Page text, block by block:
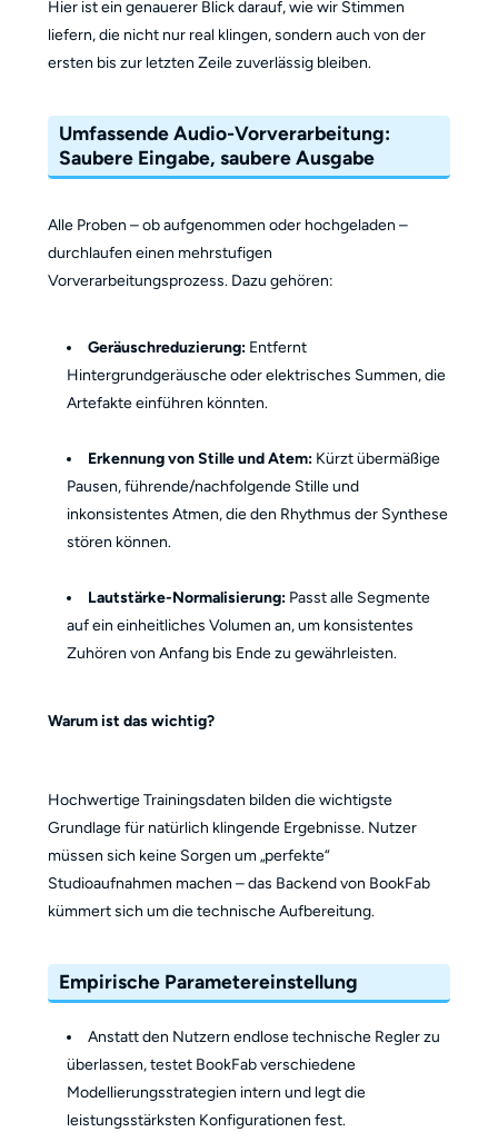
Hier ist ein genauerer Blick darauf, wie wir Stimmen
liefern, die nicht nur real klingen, sondern auch von der
ersten bis zur letzten Zeile zuverlässig bleiben.
Umfassende Audio-Vorverarbeitung:
Saubere Eingabe, saubere Ausgabe
Alle Proben – ob aufgenommen oder hochgeladen –
durchlaufen einen mehrstufigen
Vorverarbeitungsprozess. Dazu gehören:
Geräuschreduzierung: Entfernt
Hintergrundgeräusche oder elektrisches Summen, die
Artefakte einführen könnten.
Erkennung von Stille und Atem: Kürzt übermäßige
Pausen, führende/nachfolgende Stille und
inkonsistentes Atmen, die den Rhythmus der Synthese
stören können.
Lautstärke-Normalisierung: Passt alle Segmente
auf ein einheitliches Volumen an, um konsistentes
Zuhören von Anfang bis Ende zu gewährleisten.
Warum ist das wichtig?
Hochwertige Trainingsdaten bilden die wichtigste
Grundlage für natürlich klingende Ergebnisse. Nutzer
müssen sich keine Sorgen um „perfekte“
Studioaufnahmen machen – das Backend von BookFab
kümmert sich um die technische Aufbereitung.
Empirische Parametereinstellung
Anstatt den Nutzern endlose technische Regler zu
überlassen, testet BookFab verschiedene
Modellierungsstrategien intern und legt die
leistungsstärksten Konfigurationen fest.